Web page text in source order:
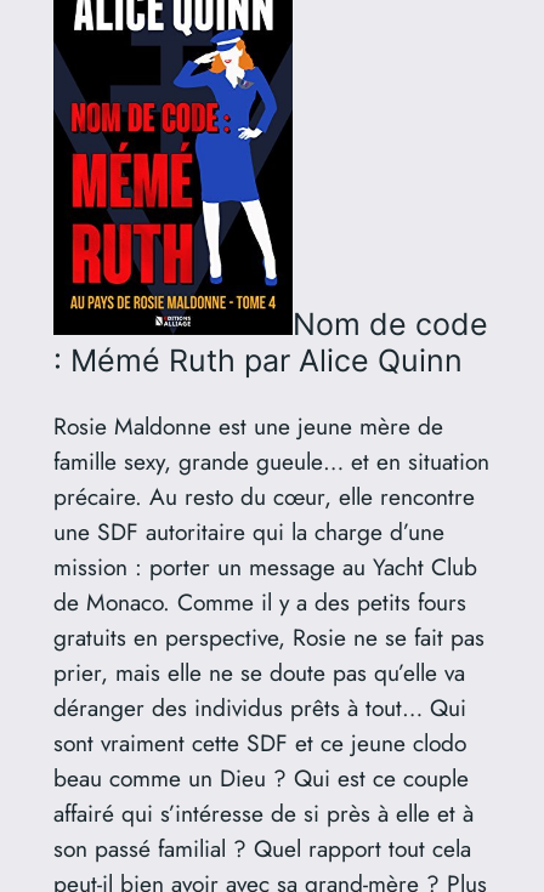
Nom de code
: Mémé Ruth par Alice Quinn
Rosie Maldonne est une jeune mère de
famille sexy, grande gueule… et en situation
précaire. Au resto du cœur, elle rencontre
une SDF autoritaire qui la charge d’une
mission : porter un message au Yacht Club
de Monaco. Comme il y a des petits fours
gratuits en perspective, Rosie ne se fait pas
prier, mais elle ne se doute pas qu’elle va
déranger des individus prêts à tout… Qui
sont vraiment cette SDF et ce jeune clodo
beau comme un Dieu ? Qui est ce couple
affairé qui s’intéresse de si près à elle et à
son passé familial ? Quel rapport tout cela
peut-il bien avoir avec sa grand-mère ? Plus